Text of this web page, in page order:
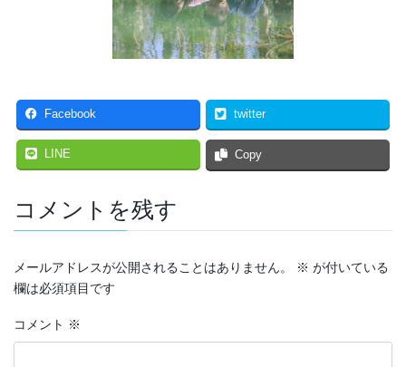
Facebook twitter
LINE Copy
コメントを残す
メールアドレスが公開されることはありません。 ※ が付いている
欄は必須項目です
コメント ※